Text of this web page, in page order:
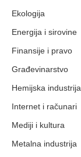
Ekologija
Energija i sirovine
Finansije i pravo
Građevinarstvo
Hemijska industrija
Internet i računari
Mediji i kultura
Metalna industrija